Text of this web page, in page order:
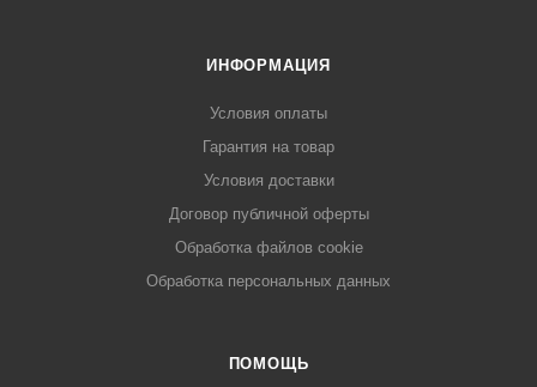
ИНФОРМАЦИЯ
Условия оплаты
Гарантия на товар
Условия доставки
Договор публичной оферты
Обработка файлов cookie
Обработка персональных данных
ПОМОЩЬ